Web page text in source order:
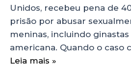
Unidos, recebeu pena de
prisão por abusar
meninas, incluindo
americana. Quando o caso
Leia mais »